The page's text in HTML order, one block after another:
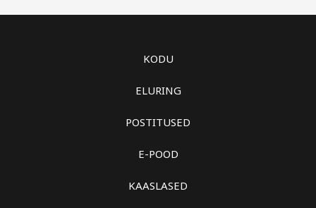
KODU
ELURING
POSTITUSED
E-POOD
KAASLASED